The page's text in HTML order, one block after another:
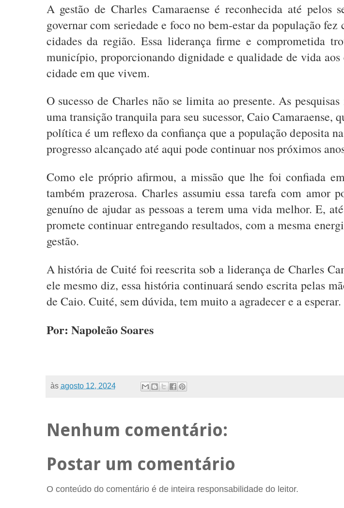
A gestão de Charles Camaraense é reconhecida até pelos
governar com seriedade e foco no bem-estar da população fez
cidades da região. Essa liderança firme e comprometida
município, proporcionando dignidade e qualidade de vida
cidade em que vivem.
O sucesso de Charles não se limita ao presente. As
uma transição tranquila para seu sucessor, Caio Camaraense,
política é um reflexo da confiança que a população deposita
progresso alcançado até aqui pode continuar nos próximos
Como ele próprio afirmou, a missão que lhe foi confiada
também prazerosa. Charles assumiu essa tarefa com amor
genuíno de ajudar as pessoas a terem uma vida melhor. E,
promete continuar entregando resultados, com a mesma
gestão.
A história de Cuité foi reescrita sob a liderança de Charles
ele mesmo diz, essa história continuará sendo escrita pelas
de Caio. Cuité, sem dúvida, tem muito a agradecer e a esperar.
Por: Napoleão Soares
às agosto 12, 2024
Nenhum comentário:
Postar um comentário
O conteúdo do comentário é de inteira responsabilidade do leitor.